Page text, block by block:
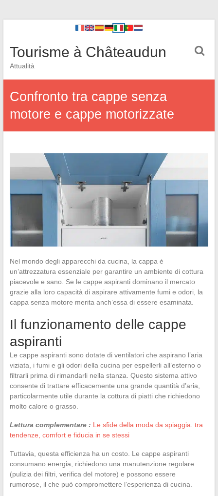
Tourisme à Châteaudun
Attualità
Confronto tra cappe senza
motore e cappe motorizzate
Nel mondo degli apparecchi da cucina, la cappa è
un’attrezzatura essenziale per garantire un ambiente di cottura
piacevole e sano. Se le cappe aspiranti dominano il mercato
grazie alla loro capacità di aspirare attivamente fumi e odori, la
cappa senza motore merita anch’essa di essere esaminata.
Il funzionamento delle cappe
aspiranti
Le cappe aspiranti sono dotate di ventilatori che aspirano l’aria
viziata, i fumi e gli odori della cucina per espellerli all’esterno o
filtrarli prima di rimandarli nella stanza. Questo sistema attivo
consente di trattare efficacemente una grande quantità d’aria,
particolarmente utile durante la cottura di piatti che richiedono
molto calore o grasso.
Lettura complementare : Le sfide della moda da spiaggia: tra
tendenze, comfort e fiducia in se stessi
Tuttavia, questa efficienza ha un costo. Le cappe aspiranti
consumano energia, richiedono una manutenzione regolare
(pulizia dei filtri, verifica del motore) e possono essere
rumorose, il che può compromettere l’esperienza di cucina.